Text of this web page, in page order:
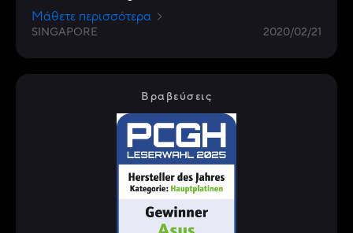
Readers’ Choice category.
Μάθετε περισσότερα
SINGAPORE 2020/02/21
Βραβεύσεις